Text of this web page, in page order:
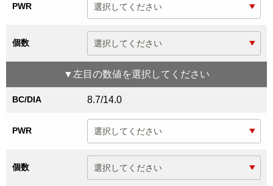
PWR
個数
▼ 左目 の数値を選択してください
BC/DIA 8.7/14.0
PWR
個数